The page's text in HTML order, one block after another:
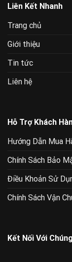
Liên Kết Nhanh
Trang chủ
Giới thiệu
Tin tức
Liên hệ
Hỗ Trợ Khách
Hướng Dẫn Mua
Chính Sách Bảo
Điều Khoản Sử
Chính Sách Vận
Kết Nối Với